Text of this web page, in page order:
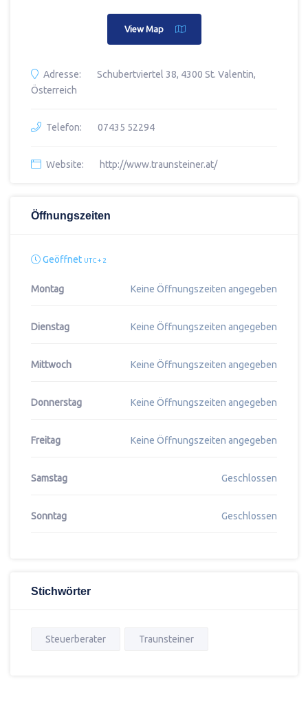
View Map
Adresse:
Schubertviertel 38, 4300 St. Valentin,
Österreich
Telefon: 07435 52294
Website: http://www.traunsteiner.at/
Öffnungszeiten
Geöffnet UTC + 2
Montag Keine Öffnungszeiten angegeben
Dienstag Keine Öffnungszeiten angegeben
Mittwoch Keine Öffnungszeiten angegeben
Donnerstag Keine Öffnungszeiten angegeben
Freitag Keine Öffnungszeiten angegeben
Samstag Geschlossen
Sonntag Geschlossen
Stichwörter
Steuerberater Traunsteiner